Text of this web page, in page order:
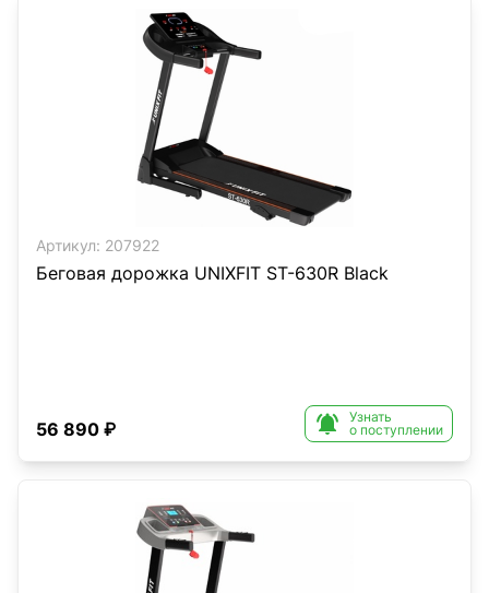
Артикул: 207922
Беговая дорожка UNIXFIT ST-630R Black
56 890 ₽ 
Узнать
о поступлении